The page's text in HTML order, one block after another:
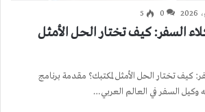
0
5
السفر: كيف تختار الحل الأمثل
كيف تختار الحل الأمثل لمكتبك؟ مقدمة برنامج
وكيل السفر في العالم العربي…